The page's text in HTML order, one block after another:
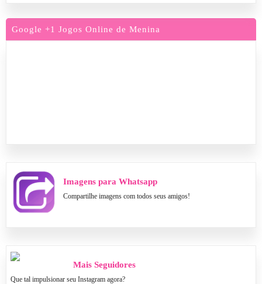
Google +1 Jogos Online de Menina
Imagens para Whatsapp
Compartilhe imagens com todos seus amigos!
Mais Seguidores
Que tal impulsionar seu Instagram agora?